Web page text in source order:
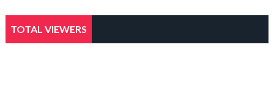
TOTAL VIEWERS